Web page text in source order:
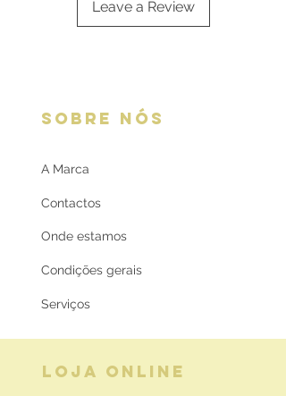
Leave a Review
SOBRE NÓS
A Marca
Contactos
Onde estamos
Condições gerais
Serviços
LOJA ONLINE